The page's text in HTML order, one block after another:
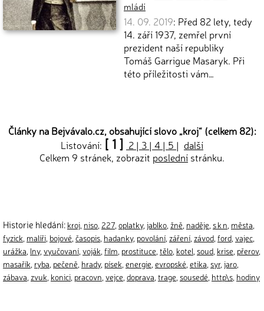
mládí
14. 09. 2019: Před 82 lety, tedy
14. září 1937, zemřel první
prezident naší republiky
Tomáš Garrigue Masaryk. Při
této příležitosti vám…
Články na Bejvávalo.cz, obsahující slovo „kroj“ (celkem 82):
Listování: [ 1 ] 2 | 3 | 4 | 5 | další
Celkem 9 stránek, zobrazit poslední stránku.
Historie hledání: kroj niso 227 oplatky, jablko žně naděje s k n města
fyzick malíři bojové časopis hadanky, povolání záření závod ford vajec
urážka lny, vyučovaní voják film prostituce tělo kotel soud krise přerov,
masařík ryba pečeně hrady, písek energie evropské etika syr, jaro
zábava zvuk konici pracovn vejce doprava trage sousedé http\s hodiny